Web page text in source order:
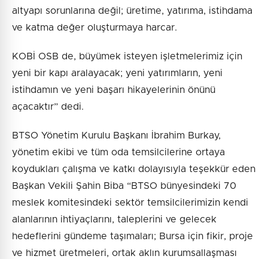
altyapı sorunlarına değil; üretime, yatırıma, istihdama
ve katma değer oluşturmaya harcar.
KOBİ OSB de, büyümek isteyen işletmelerimiz için
yeni bir kapı aralayacak; yeni yatırımların, yeni
istihdamın ve yeni başarı hikayelerinin önünü
açacaktır” dedi.
BTSO Yönetim Kurulu Başkanı İbrahim Burkay,
yönetim ekibi ve tüm oda temsilcilerine ortaya
koydukları çalışma ve katkı dolayısıyla teşekkür eden
Başkan Vekili Şahin Biba “BTSO bünyesindeki 70
meslek komitesindeki sektör temsilcilerimizin kendi
alanlarının ihtiyaçlarını, taleplerini ve gelecek
hedeflerini gündeme taşımaları; Bursa için fikir, proje
ve hizmet üretmeleri, ortak aklın kurumsallaşması